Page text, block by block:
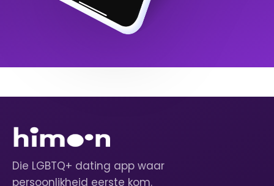
Die LGBTQ+ dating app waar
persoonlikheid eerste kom.